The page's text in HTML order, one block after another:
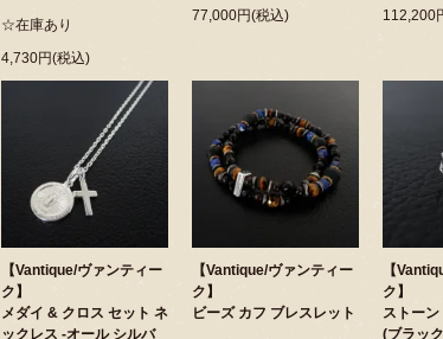
☆在庫あり
4,730円(税込)
77,000円(税込)
112,200
【Vantique/ヴァンティー
ク】
メダイ & クロス セット ネ
ックレス -オール シルバ
【Vantique/ヴァンティー
ク】
ビーズ カフ ブレスレット
【
ク】
ストー
(ブラッ